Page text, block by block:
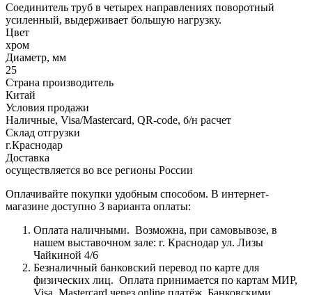
Соединитель труб в четырех направлениях поворотный
усиленный, выдерживает большую нагрузку.
Цвет
хром
Диаметр, мм
25
Страна производитель
Китай
Условия продажи
Наличные, Visa/Mastercard, QR-code, б/н расчет
Склад отгрузки
г.Краснодар
Доставка
осуществляется во все регионы России
Оплачивайте покупки удобным способом. В интернет-
магазине доступно 3 варианта оплаты:
Оплата наличными. Возможна, при самовывозе, в
нашем выставочном зале: г. Краснодар ул. Лизы
Чайкиной 4/6
Безналичный банковский перевод по карте для
физических лиц. Оплата принимается по картам МИР,
Visa, Mastercard через online платёж. Банковскими